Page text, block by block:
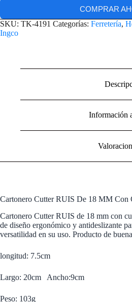
COMPRAR
SKU: TK-4191 Categorías: Ferretería,
Ingco
Información
Cartonero Cutter RUIS De 18 MM Con
Cartonero Cutter RUIS de 18 mm con
de diseño ergonómico y antideslizante
versatilidad en su uso. Producto de
longitud: 7.5cm
Largo: 20cm Ancho:9cm
Peso: 103g